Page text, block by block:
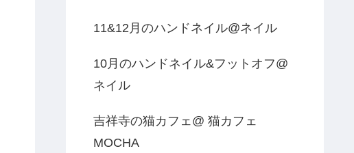
11&12月のハンドネイル@ネイル
10月のハンドネイル&フットオフ@
ネイル
吉祥寺の猫カフェ@ 猫カフェ
MOCHA